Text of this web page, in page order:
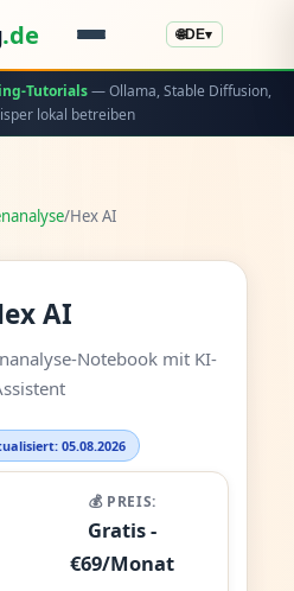
.de 🌐DE▾
Tutorials— Ollama, Stable Diffusion,
lokal betreiben
/Hex AI
AI
Notebook mit KI-
05.08.2026
💰 PREIS:
Gratis -
€69/Monat